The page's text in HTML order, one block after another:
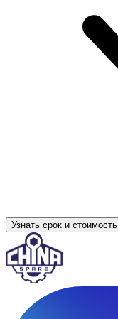
Узнать срок и стоимость